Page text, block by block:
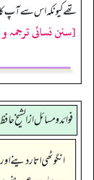
تھے کیونکہ اس سے آپ
[سنن نسائی ترجمہ
فوائد ومسائل از الشيخ
انگوٹھی اتار دینے